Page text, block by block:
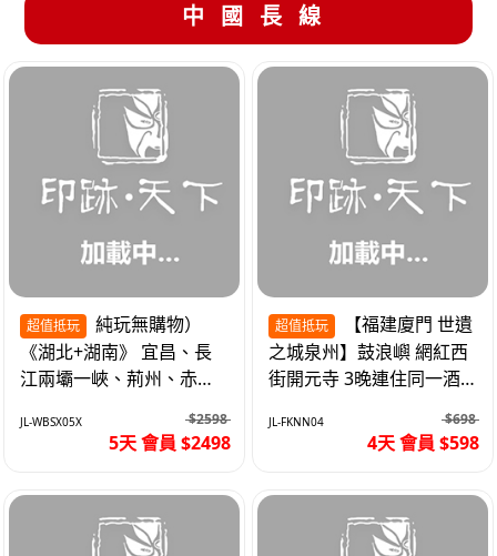
中國長線
超值抵玩
《湖北+湖南》 宜昌、長
江兩壩一峽、荊州、赤
天
JL-WBSX05X $2598
5天 會員 $2498
超值抵玩
之城泉州】鼓浪嶼 網紅西
街開元寺 3晚連住同一酒
JL-FKNN04 $698
4天 會員 $598